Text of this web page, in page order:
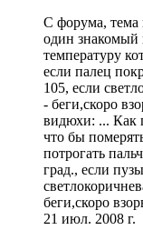
С форума, тема
один знакомый
температуру
если палец
105, если
- беги,скоро
видюхи: ... Как
что бы
потрогать
град., если
беги,скоро
21 июл. 2008 г.